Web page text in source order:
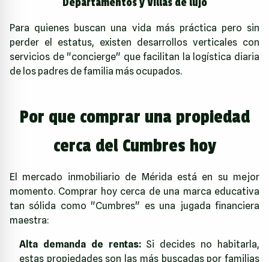
Para quienes buscan una vida más práctica pero sin
perder el estatus, existen desarrollos verticales con
servicios de "concierge" que facilitan la logística diaria
de los padres de familia más ocupados.
Por que comprar una propiedad
cerca del Cumbres hoy
El mercado inmobiliario de Mérida está en su mejor
momento. Comprar hoy cerca de una marca educativa
tan sólida como "Cumbres" es una jugada financiera
maestra:
Alta demanda de rentas:Si decides no habitarla,
estas propiedades son las más buscadas por familias